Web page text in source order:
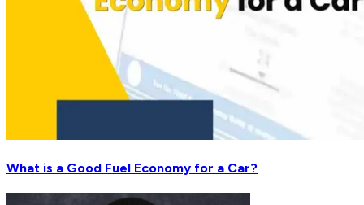
What is a Good Fuel Economy for a Car?